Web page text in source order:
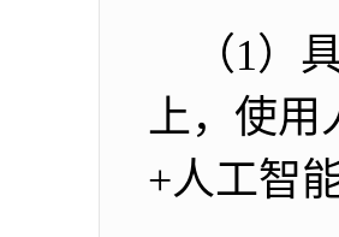
（1 ）
上，使用
+人工智